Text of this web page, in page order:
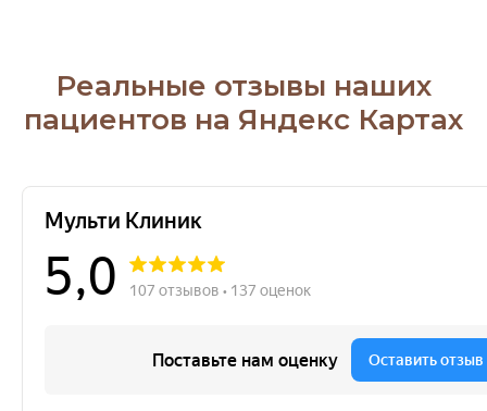
Реальные отзывы наших
пациентов на Яндекс Картах